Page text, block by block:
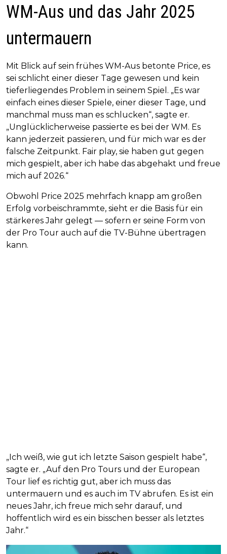
WM-Aus und das Jahr 2025
untermauern
Mit Blick auf sein frühes WM-Aus betonte Price, es
sei schlicht einer dieser Tage gewesen und kein
tieferliegendes Problem in seinem Spiel. „Es war
einfach eines dieser Spiele, einer dieser Tage, und
manchmal muss man es schlucken“, sagte er.
„Unglücklicherweise passierte es bei der WM. Es
kann jederzeit passieren, und für mich war es der
falsche Zeitpunkt. Fair play, sie haben gut gegen
mich gespielt, aber ich habe das abgehakt und freue
mich auf 2026.“
Obwohl Price 2025 mehrfach knapp am großen
Erfolg vorbeischrammte, sieht er die Basis für ein
stärkeres Jahr gelegt — sofern er seine Form von
der Pro Tour auch auf die TV-Bühne übertragen
kann.
„Ich weiß, wie gut ich letzte Saison gespielt habe“,
sagte er. „Auf den Pro Tours und der European
Tour lief es richtig gut, aber ich muss das
untermauern und es auch im TV abrufen. Es ist ein
neues Jahr, ich freue mich sehr darauf, und
hoffentlich wird es ein bisschen besser als letztes
Jahr.“